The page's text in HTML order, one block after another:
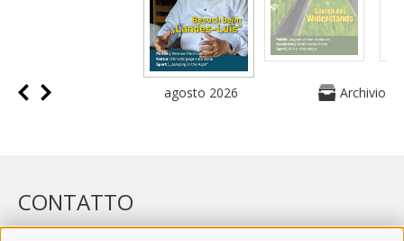
agosto 2026 Archivio
CONTATTO
WIPP-MEDIA GMBH